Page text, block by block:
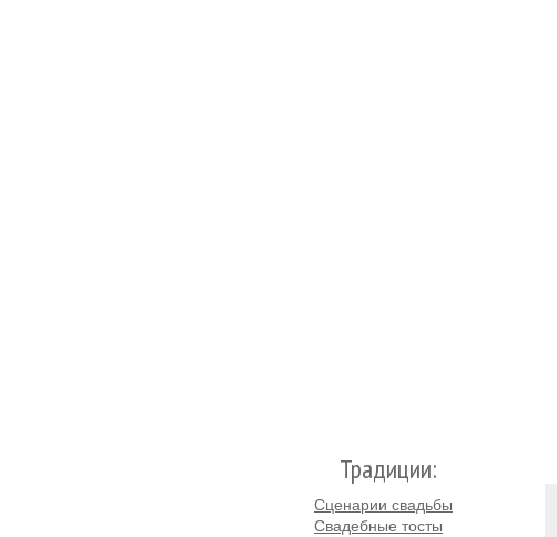
Традиции:
Сценарии свадьбы
Свадебные тосты